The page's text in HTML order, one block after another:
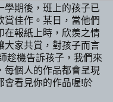
學期後，班上的孩子已
佳作。某日，當他們
在報紙上時，欣羨之情
大家共賞，對孩子而言
趁機告訴孩子，我們來
每個人的作品都會呈現
會看見你的作品喔!於